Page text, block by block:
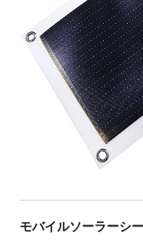
モバイルソーラーシ